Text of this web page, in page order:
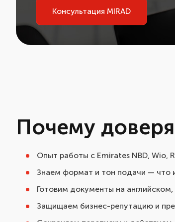
Консультация MIRAD
Почему
Опыт работы с Emirates NBD, Wio,
Знаем формат и тон подачи — что
Готовим документы на
Защищаем бизнес-репутацию и